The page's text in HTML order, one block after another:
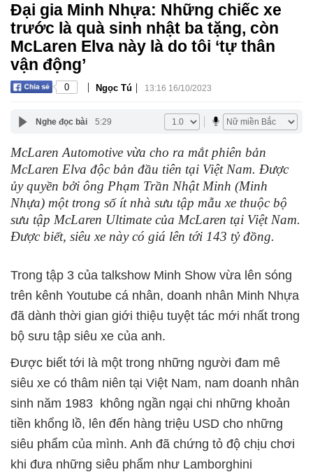
Đại gia Minh Nhựa: Những chiếc xe
trước là quà sinh nhật ba tặng, còn
McLaren Elva này là do tôi ‘tự thân
vận động’
0 | Ngọc Tú | 13:16 16/10/2023
Nghe đọc bài 5:29
McLaren Automotive vừa cho ra mắt phiên bản
McLaren Elva độc bản đầu tiên tại Việt Nam. Được
ủy quyền bởi ông Phạm Trần Nhật Minh (Minh
Nhựa) một trong số ít nhà sưu tập mẫu xe thuộc bộ
sưu tập McLaren Ultimate của McLaren tại Việt Nam.
Được biết, siêu xe này có giá lên tới 143 tỷ đồng.
Trong tập 3 của talkshow Minh Show vừa lên sóng
trên kênh Youtube cá nhân, doanh nhân Minh Nhựa
đã dành thời gian giới thiệu tuyệt tác mới nhất trong
bộ sưu tập siêu xe của anh.
Được biết tới là một trong những người đam mê
siêu xe có thâm niên tại Việt Nam, nam doanh nhân
sinh năm 1983 không ngần ngại chi những khoản
tiền khổng lồ, lên đến hàng triệu USD cho những
siêu phẩm của mình. Anh đã chứng tỏ độ chịu chơi
khi đưa những siêu phẩm như Lamborghini